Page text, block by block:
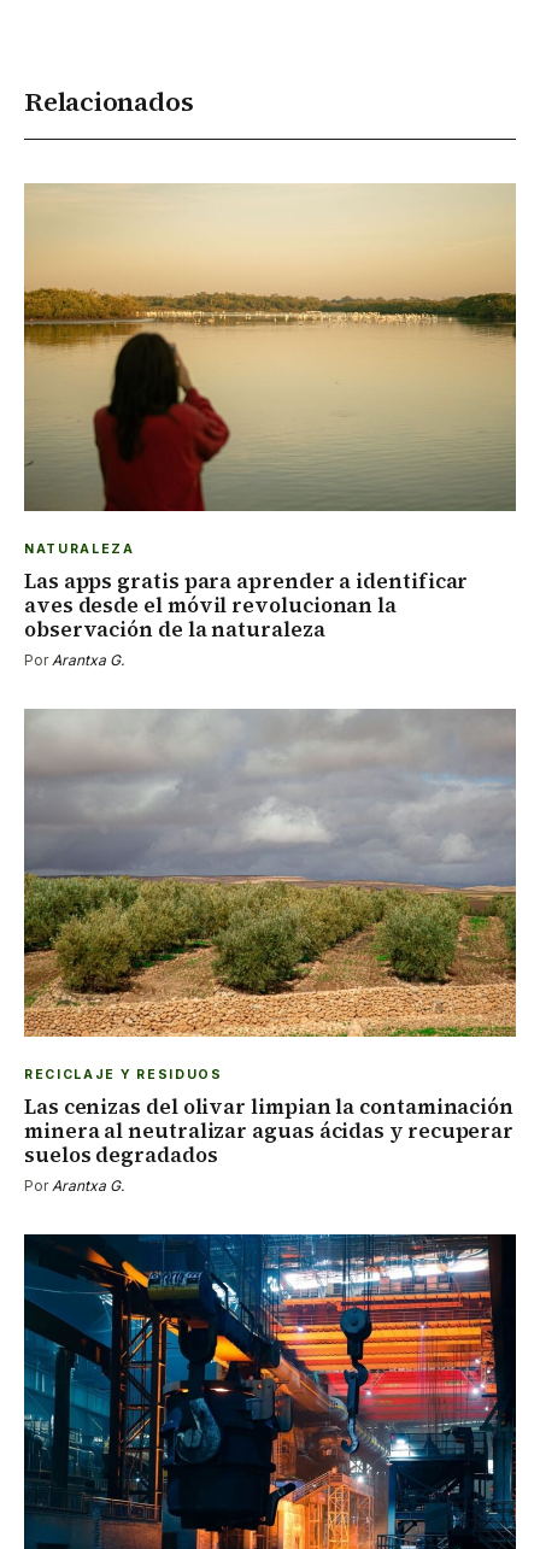
Relacionados
NATURALEZA
Las apps gratis para aprender a identificar
aves desde el móvil revolucionan la
observación de la naturaleza
Por Arantxa G.
RECICLAJE Y RESIDUOS
Las cenizas del olivar limpian la contaminación
minera al neutralizar aguas ácidas y recuperar
suelos degradados
Por Arantxa G.